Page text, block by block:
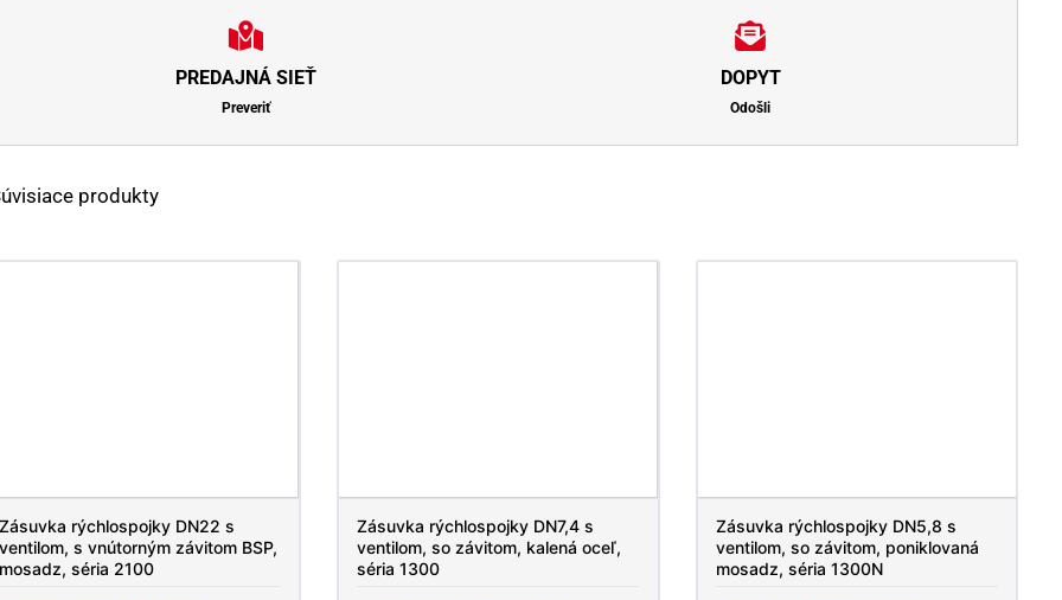
PREDAJNÁ SIEŤ
Preveriť
DOPYT
Odošli
produkty
rýchlospojky DN22 s
s vnútorným závitom BSP,
séria 2100
Zásuvka rýchlospojky DN7,4 s
ventilom, so závitom, kalená oceľ,
séria 1300
Zásuvka rýchlospojky DN5,8 s
ventilom, so závitom, poniklovaná
mosadz, séria 1300N